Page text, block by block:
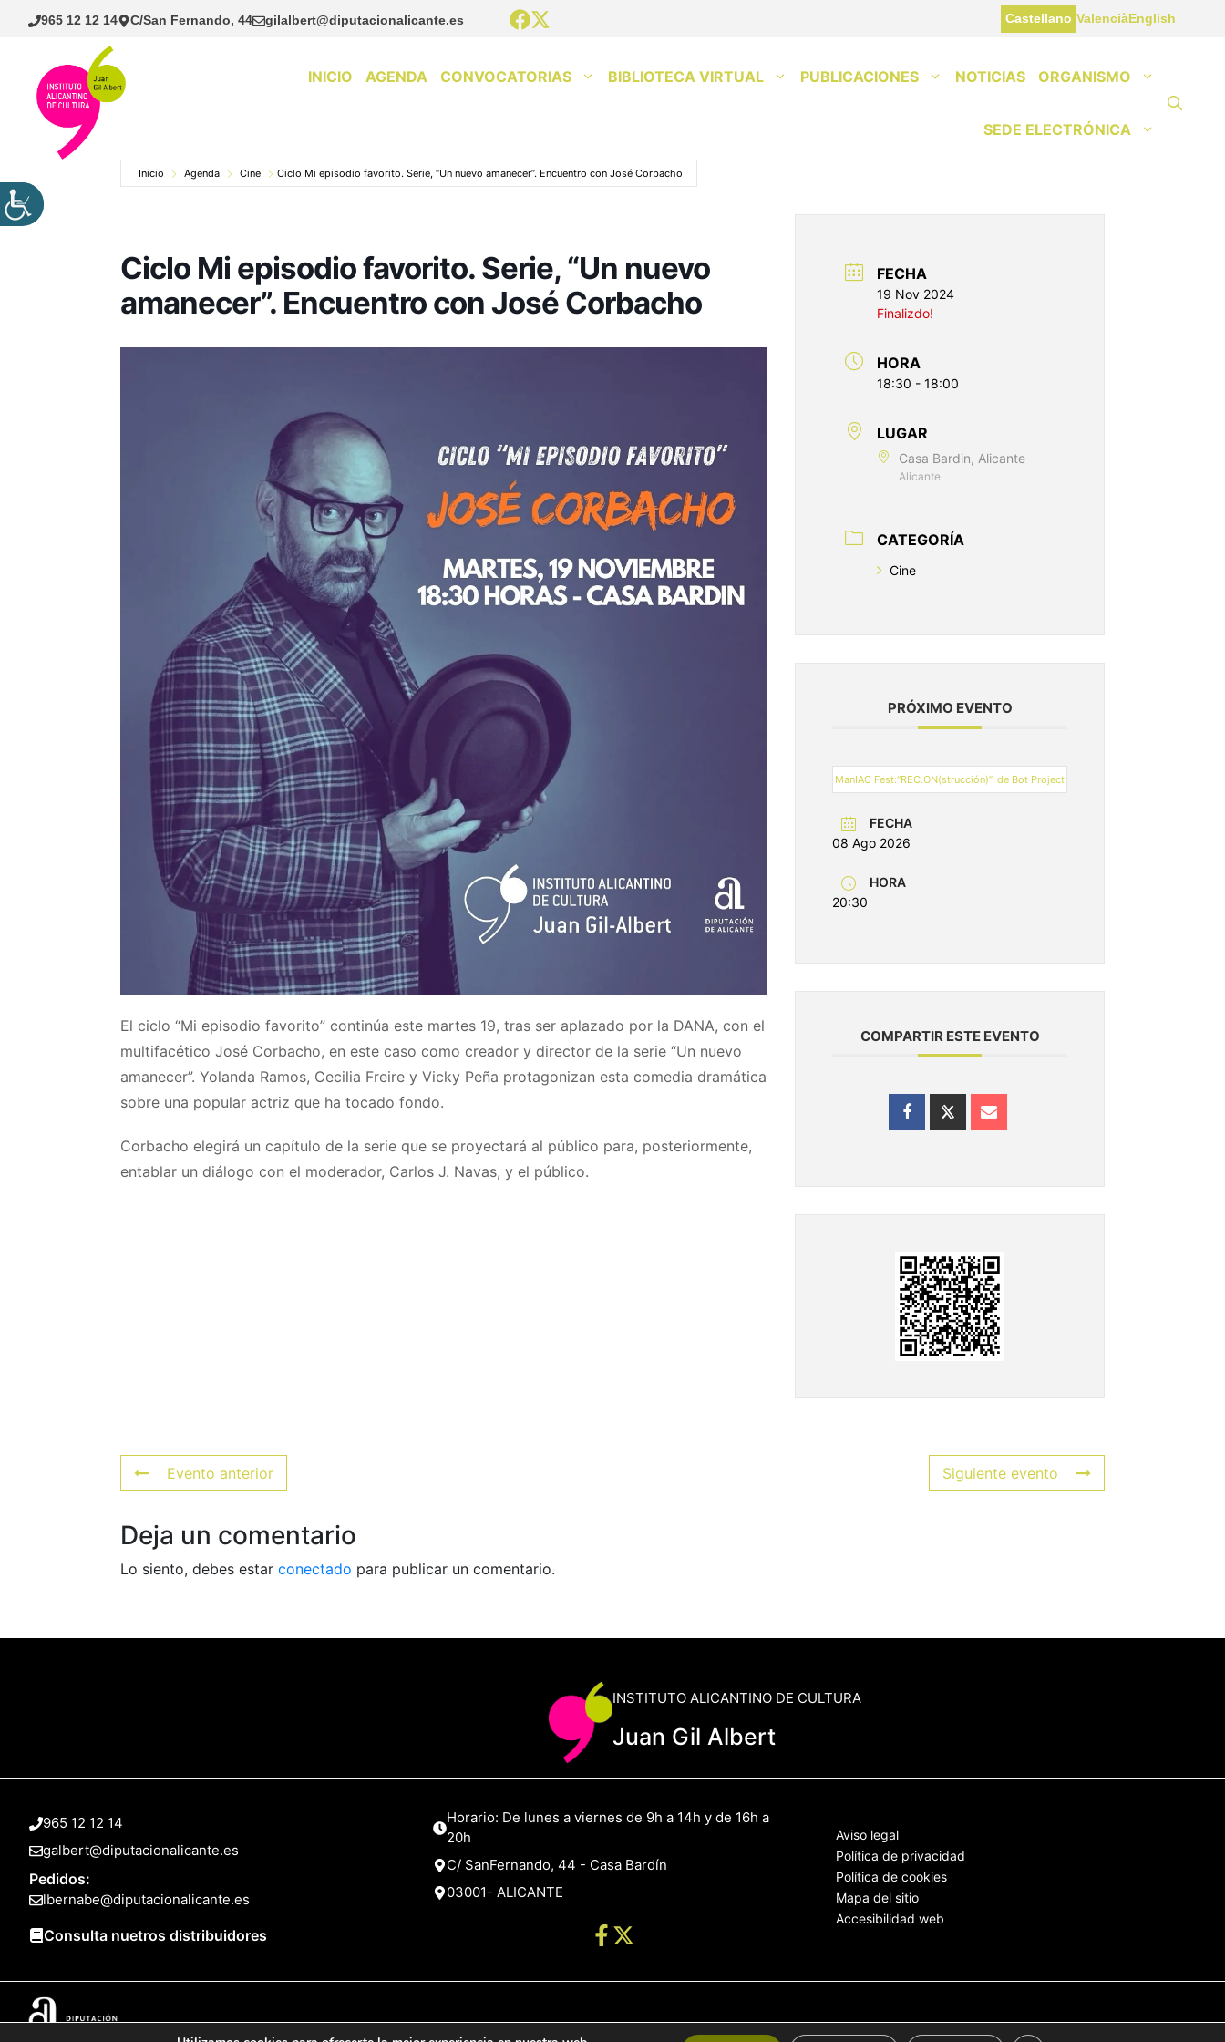
Saltar
965 12 12 14 C/San Fernando, 44 gilalbert@diputacionalicante.es Castellano ValenciàEnglish
INICIO AGENDA CONVOCATORIAS BIBLIOTECA VIRTUAL PUBLICACIONES NOTICIAS ORGANISMO
SEDE ELECTRÓNICA
Inicio Agenda Cine Ciclo Mi episodio favorito. Serie, “Un nuevo amanecer”. Encuentro con José Corbacho
Ciclo Mi episodio favorito. Serie, “Un nuevo
amanecer”. Encuentro con José Corbacho
El ciclo “Mi episodio favorito” continúa este martes 19, tras ser aplazado por la DANA, con el
multifacético José Corbacho, en este caso como creador y director de la serie “Un nuevo
amanecer”. Yolanda Ramos, Cecilia Freire y Vicky Peña protagonizan esta comedia dramática
sobre una popular actriz que ha tocado fondo.
Corbacho elegirá un capítulo de la serie que se proyectará al público para, posteriormente,
entablar un diálogo con el moderador, Carlos J. Navas, y el público.
FECHA
19 Nov 2024
Finalizdo!
HORA
18:30 - 18:00
LUGAR
Casa Bardin, Alicante
Alicante
CATEGORÍA
Cine
PRÓXIMO EVENTO
ManIAC Fest:“REC.ON(strucción)”, de Bot Project
FECHA
08 Ago 2026
HORA
20:30
COMPARTIR ESTE EVENTO
Evento anterior Siguiente evento
Deja un comentario
Lo siento, debes estar conectado para publicar un comentario.
INSTITUTO ALICANTINO DE CULTURA
Juan Gil Albert
965 12 12 14
galbert@diputacionalicante.es
Pedidos:
lbernabe@diputacionalicante.es
Consulta nuetros distribuidores
Horario: De lunes a viernes de 9h a 14h y de 16h a
20h
C/ SanFernando, 44 - Casa Bardín
03001- ALICANTE
Aviso legal
Política de privacidad
Política de cookies
Mapa del sitio
Accesibilidad web